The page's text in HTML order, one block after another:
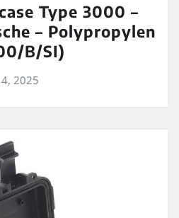
Type 3000 –
– Polypropylen
B/SI)
2025